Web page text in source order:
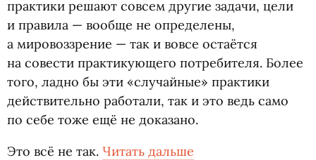
практики решают совсем другие задачи, цели
и правила — вообще не определены,
а мировоззрение — так и вовсе остаётся
на совести практикующего потребителя. Более
того, ладно бы эти «случайные» практики
действительно работали, так и это ведь само
по себе тоже ещё не доказано.
Это всё не так. Читать дальше